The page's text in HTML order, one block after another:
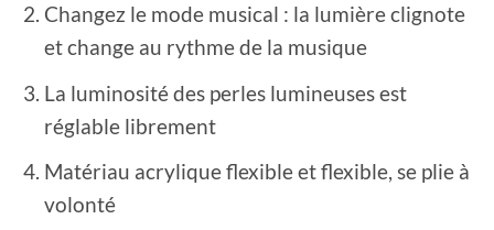
Changez le mode musical : la lumière clignote
et change au rythme de la musique
La luminosité des perles lumineuses est
réglable librement
Matériau acrylique flexible et flexible, se plie à
volonté